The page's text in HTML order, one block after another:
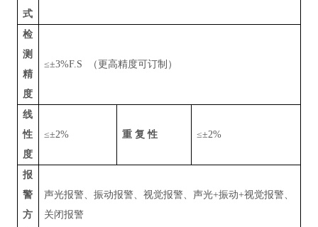
式
检
测
精
度
≤±3%F.S （更高精度可订制）
线
性
度
≤±2% 重 复 性 ≤±2%
报
警
方
声光报警、振动报警、视觉报警、声光+振动+视觉报警、
关闭报警